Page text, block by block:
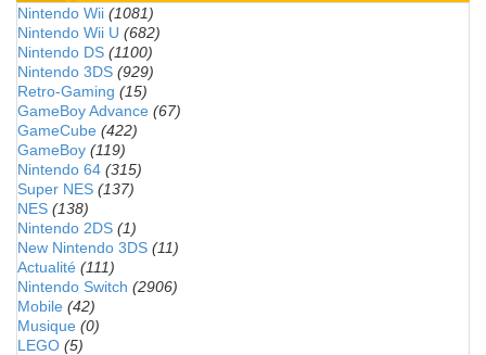
Nintendo Wii (1081)
Nintendo Wii U (682)
Nintendo DS (1100)
Nintendo 3DS (929)
Retro-Gaming (15)
GameBoy Advance (67)
GameCube (422)
GameBoy (119)
Nintendo 64 (315)
Super NES (137)
NES (138)
Nintendo 2DS (1)
New Nintendo 3DS (11)
Actualité (111)
Nintendo Switch (2906)
Mobile (42)
Musique (0)
LEGO (5)